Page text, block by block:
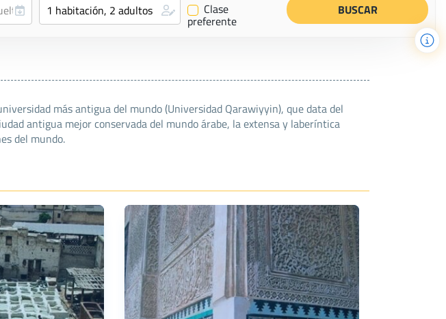
✔ Clase
preferente
antigua mejor conservada del mundo árabe, la extensa y laberíntica
del mundo.